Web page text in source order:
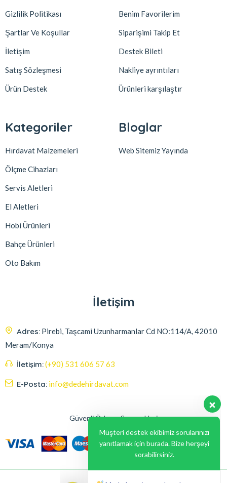
Gizlilik Politikası
Şartlar Ve Koşullar
İletişim
Satış Sözleşmesi
Ürün Destek
Benim Favorilerim
Siparişimi Takip Et
Destek Bileti
Nakliye ayrıntıları
Ürünleri karşılaştır
Kategoriler
Hırdavat Malzemeleri
Ölçme Cihazları
Servis Aletleri
El Aletleri
Hobi Ürünleri
Bahçe Ürünleri
Oto Bakım
Bloglar
Web Sitemiz Yayında
İletişim
Adres: Pirebi, Taşcami Uzunharmanlar Cd NO:114/A, 42010
Meram/Konya
İletişim:(+90) 531 606 57 63
E-Posta: info@dedehirdavat.com
Güvenli Ödeme Seçenekleri
yanıtlamak için burada. Bize herşeyi
sorabilirsiniz.